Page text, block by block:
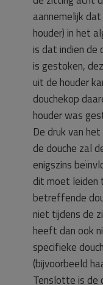
aannemelijk
houder) in het
is dat indien de
is gestoken,
uit de houder
douchekop
houder was
De druk van
de douche zal
enigszins
dit moet leiden
betreffende
niet tijdens de
heeft dan ook
specifieke
(bijvoorbeeld
Tenslotte is de